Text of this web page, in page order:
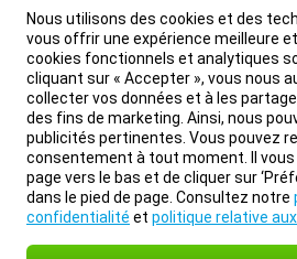
Nous utilisons des cookies et des
vous offrir une expérience meilleure
cookies fonctionnels et analytiques
cliquant sur « Accepter », vous nous
collecter vos données et à les
des fins de marketing. Ainsi, nous
publicités pertinentes. Vous pouvez
consentement à tout moment. Il
page vers le bas et de cliquer sur
dans le pied de page. Consultez notre
confidentialité et politique relative